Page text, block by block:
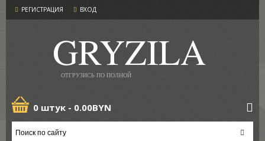
РЕГИСТРАЦИЯ ВХОД
GRYZILA
ОТГРУЗИСЬ ПО ПОЛНОЙ
0 штук - 0.00BYN